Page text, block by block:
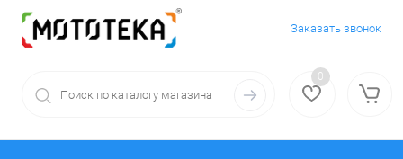
Заказать звонок
0